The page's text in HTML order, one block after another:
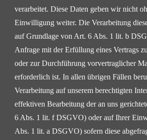
verarbeitet. Diese Daten geben wir nicht
Einwilligung weiter. Die Verarbeitung
auf Grundlage von Art. 6 Abs. 1 lit. b
Anfrage mit der Erfüllung eines Vertrags
oder zur Durchführung vorvertraglicher
erforderlich ist. In allen übrigen Fällen
Verarbeitung auf unserem berechtigten
effektiven Bearbeitung der an uns
6 Abs. 1 lit. f DSGVO) oder auf Ihrer
Abs. 1 lit. a DSGVO) sofern diese